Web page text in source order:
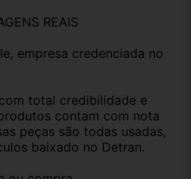
REAIS
empresa credenciada no
total credibilidade e
contam com nota
peças são todas usadas,
baixado no Detran.